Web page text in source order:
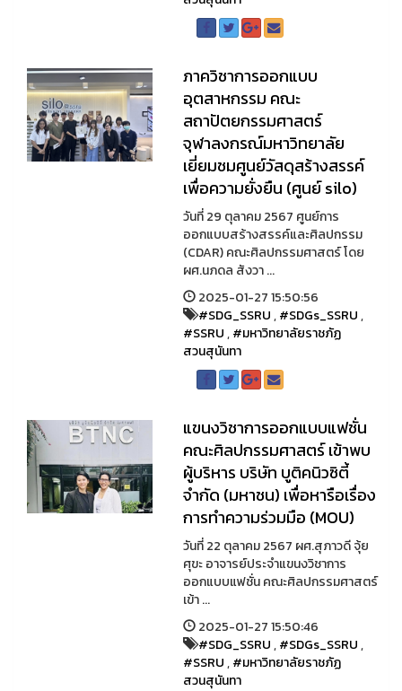
ภาควิชาการออกแบบ
อุตสาหกรรม คณะ
สถาปัตยกรรมศาสตร์
จุฬาลงกรณ์มหาวิทยาลัย
เยี่ยมชมศูนย์วัสดุสร้างสรรค์
เพื่อความยั่งยืน (ศูนย์ silo)
วันที่ 29 ตุลาคม 2567 ศูนย์การ
ออกแบบสร้างสรรค์และศิลปกรรม
(CDAR) คณะศิลปกรรมศาสตร์ โดย
ผศ.นภดล สังวา ...
2025-01-27 15:50:56
#SDG_SSRU,#SDGs_SSRU,
#SSRU,#มหาวิทยาลัยราชภัฏ
สวนสุนันทา
แขนงวิชาการออกแบบแฟชั่น
คณะศิลปกรรมศาสตร์ เข้าพบ
ผู้บริหาร บริษัท บูติคนิวซิตี้
จำกัด (มหาชน) เพื่อหารือเรื่อง
การทำความร่วมมือ (MOU)
วันที่ 22 ตุลาคม 2567 ผศ.สุภาวดี จุ้ย
ศุขะ อาจารย์ประจำแขนงวิชาการ
ออกแบบแฟชั่น คณะศิลปกรรมศาสตร์
เข้า ...
2025-01-27 15:50:46
#SDG_SSRU,#SDGs_SSRU,
#SSRU,#มหาวิทยาลัยราชภัฏ
สวนสุนันทา